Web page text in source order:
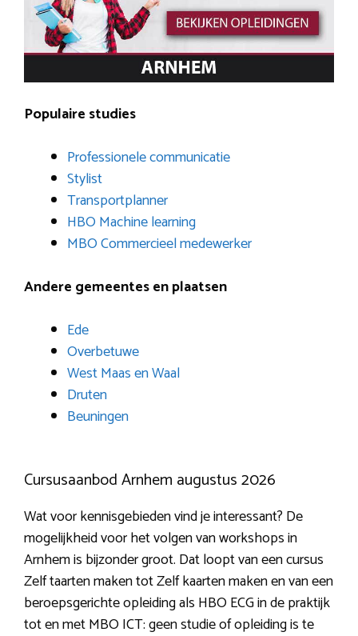
Populaire studies
Professionele communicatie
Stylist
Transportplanner
HBO Machine learning
MBO Commercieel medewerker
Andere gemeentes en plaatsen
Ede
Overbetuwe
West Maas en Waal
Druten
Beuningen
Cursusaanbod Arnhem augustus 2026
Wat voor kennisgebieden vind je interessant? De
mogelijkheid voor het volgen van workshops in
Arnhem is bijzonder groot. Dat loopt van een cursus
Zelf taarten maken tot Zelf kaarten maken en van een
beroepsgerichte opleiding als HBO ECG in de praktijk
tot en met MBO ICT: geen studie of opleiding is te